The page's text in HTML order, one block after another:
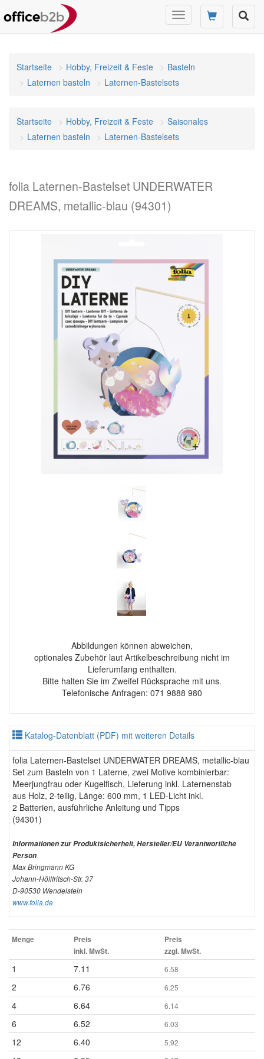
Navigation
umschalten
Startseite Hobby, Freizeit & Feste
Basteln
Laternen basteln
Laternen-Bastelsets
Startseite Hobby, Freizeit & Feste
Saisonales
Laternen basteln
Laternen-Bastelsets
folia Laternen-Bastelset UNDERWATER
DREAMS, metallic-blau (94301)
Abbildungen können abweichen,
optionales Zubehör laut Artikelbeschreibung nicht im
Lieferumfang enthalten.
Bitte halten Sie im Zweifel Rücksprache mit uns.
Telefonische Anfragen: 071 9888 980
Katalog-Datenblatt (PDF) mit weiteren Details
folia Laternen-Bastelset UNDERWATER DREAMS, metallic-blau
Set zum Basteln von 1 Laterne, zwei Motive kombinierbar:
Meerjungfrau oder Kugelfisch, Lieferung inkl. Laternenstab
aus Holz, 2-teilig, Länge: 600 mm, 1 LED-Licht inkl.
2 Batterien, ausführliche Anleitung und Tipps
(94301)
Informationen zur Produktsicherheit, Hersteller/EU Verantwortliche
Person
Max Bringmann KG
Johann-Höllfritsch-Str. 37
D-90530 Wendelstein
www.folia.de
Menge
Preis
inkl. MwSt.
Preis
zzgl. MwSt.
1 7.11 6.58
2 6.76 6.25
4 6.64 6.14
6 6.52 6.03
12 6.40 5.92